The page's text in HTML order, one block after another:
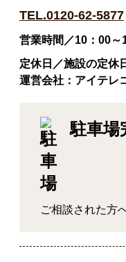
TEL.0120-62-5877
営業時間／10：00～
定休日／施設の定休
運営会社：アイテレ
駐車場
ご相談された方